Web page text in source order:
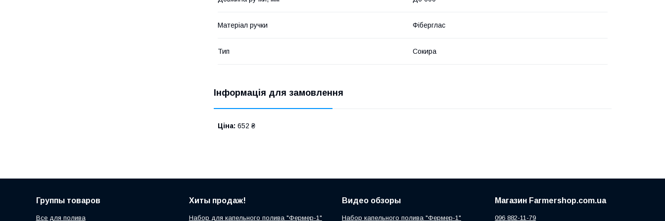
Матеріал ручки Фіберглас
Тип Сокира
Інформація для замовлення
Ціна: 652 ₴
Группы товаров
Все для полива
Хиты продаж!
Набор для капельного полива "Фермер-1"
Видео обзоры
Набор капельного полива "Фермер-1"
Магазин Farmershop.com.ua
096 882-11-79